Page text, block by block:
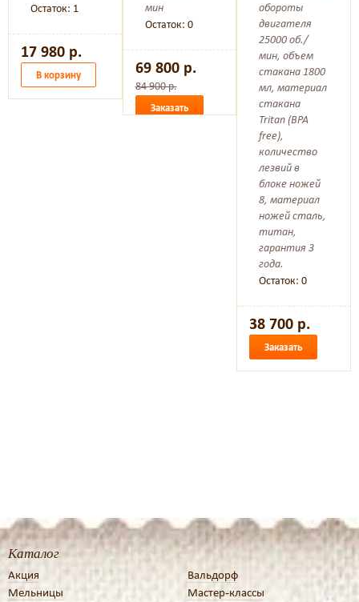
Остаток: 1
17 980 р.
В корзину
мин
Остаток: 0
69 800 р.
84 900 р.
Заказать
обороты
двигателя
25000 об./
мин, объем
стакана 1800
мл, материал
стакана
Tritan (BPA
free),
количество
лезвий в
блоке ножей
8, материал
ножей сталь,
титан,
гарантия 3
года.
Остаток: 0
38 700 р.
Заказать
Каталог
Акция
Мельницы
Вальдорф
Мастер-классы